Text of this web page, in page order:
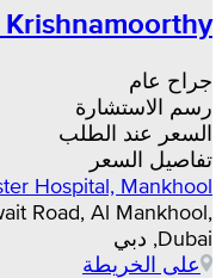
Krishnamoorthy
جراح عام
رسم الاستشارة
السعر عند الطلب
تفاصيل السعر
Hospital, Mankhool
Road, Al Mankhool,
Dubai, دبي
على الخريطة